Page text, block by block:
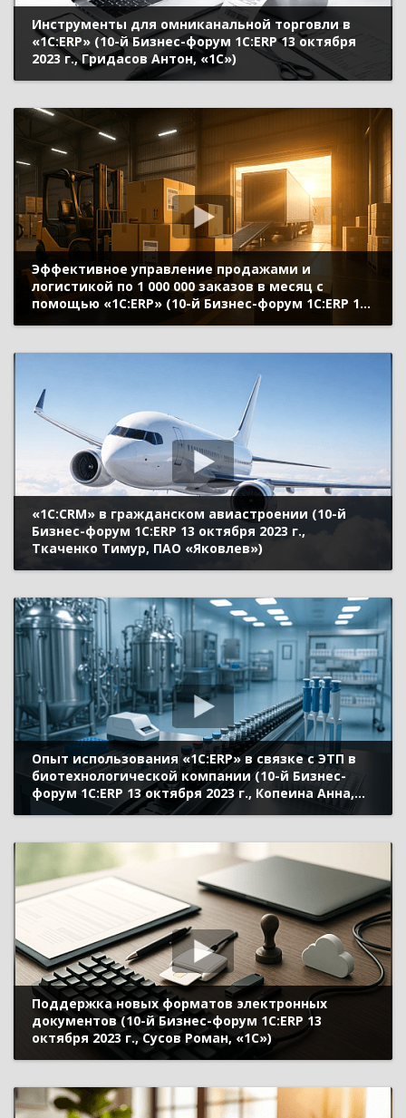
Инструменты для омниканальной торговли в
«1С:ERP» (10-й Бизнес-форум 1С:ERP 13 октября
2023 г., Гридасов Антон, «1С»)
Эффективное управление продажами и
логистикой по 1 000 000 заказов в месяц с
помощью «1С:ERP» (10-й Бизнес-форум 1С:ERP 13
«1С:CRM» в гражданском авиастроении (10-й
Бизнес-форум 1С:ERP 13 октября 2023 г.,
Ткаченко Тимур, ПАО «Яковлев»)
Опыт использования «1С:ERP» в связке с ЭТП в
биотехнологической компании (10-й Бизнес-
форум 1С:ERP 13 октября 2023 г., Копеина Анна,
АО «Генериум»)
Поддержка новых форматов электронных
документов (10-й Бизнес-форум 1С:ERP 13
октября 2023 г., Сусов Роман, «1С»)